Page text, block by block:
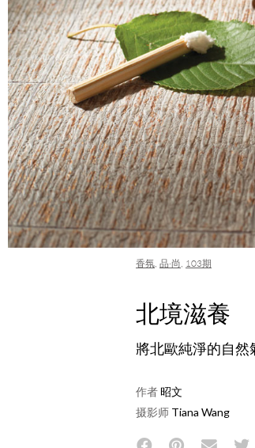
香氛, 品·尚, 103期
北境滋養
將北歐純淨的自然
作者昭文
摄影师 Tiana Wang